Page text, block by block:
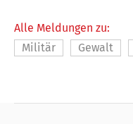
Alle Meldungen zu:
Militär
Gewalt